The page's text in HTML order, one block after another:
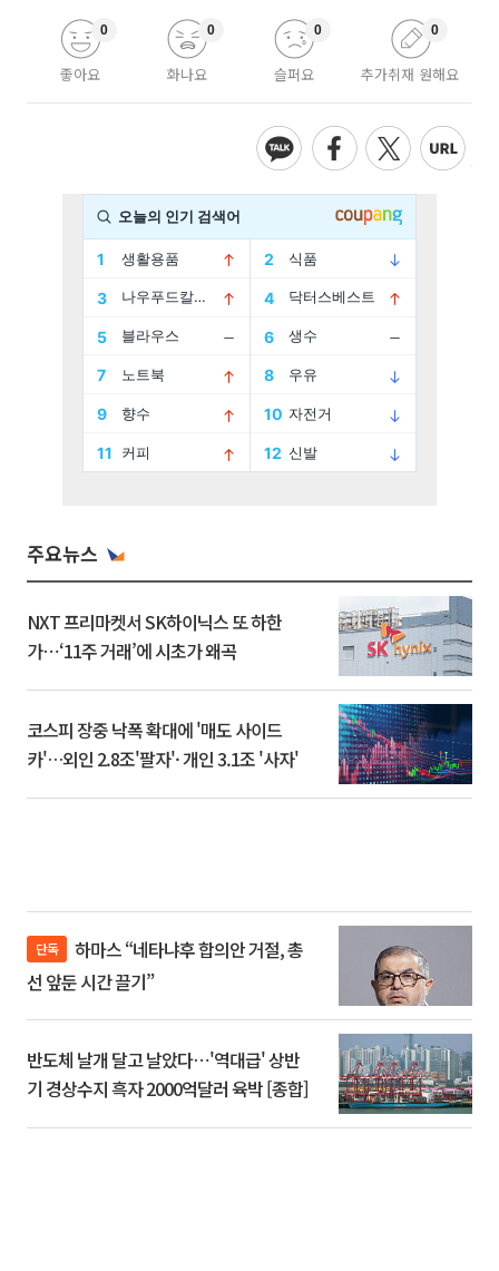
좋아요
0
화나요
0
슬퍼요
0
추가취재 원해요
0
주요뉴스
NXT 프리마켓서 SK하이닉스 또 하한
가⋯‘11주 거래’에 시초가 왜곡
코스피 장중 낙폭 확대에 '매도 사이드
카'…외인 2.8조'팔자'· 개인 3.1조 '사자'
단독
선 앞둔 시간 끌기”
반도체 날개 달고 날았다⋯'역대급' 상반
기 경상수지 흑자 2000억달러 육박 [종합]